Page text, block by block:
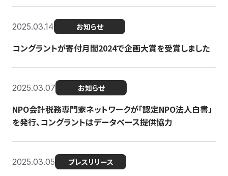
2025.03.14 お知らせ
コングラントが寄付月間2024で企画大賞を受賞しました
2025.03.07 お知らせ
NPO会計税務専門家ネットワークが「認定NPO法人白書」
を発行、コングラントはデータベース提供協力
2025.03.05 プレスリリース